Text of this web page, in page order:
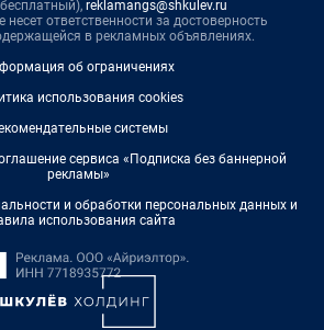
reklamangs@shkulev.ru
несет ответственности за достоверность
в рекламных объявлениях.
об ограничениях
использования cookies
системы
сервиса «Подписка без баннерной
рекламы»
и обработки персональных данных и
использования сайта